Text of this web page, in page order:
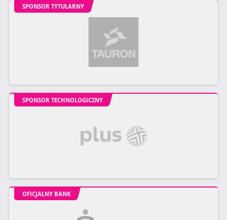
SPONSOR TYTULARNY
SPONSOR TECHNOLOGICZNY
OFICJALNY BANK